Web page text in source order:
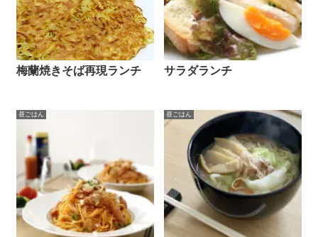
梅蘭焼きそば再現ランチ サラダランチ
昼ごはん 昼ごはん